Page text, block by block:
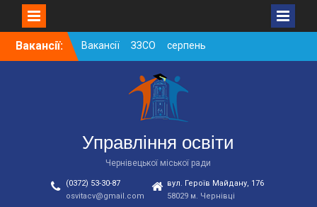
SkipВакансії:
Вакансії ЗЗСО серпень
2026
Вакансії ЗЗСО червень
Вакансії у ЗДО та
дошкільних підрозділах
ЗЗСО станом на
01.08.2026 р.
Управління освіти
Чернівецької міської ради
(0372) 53-30-87
osvitacv@gmail.com
вул. Героїв Майдану, 176
58029 м. Чернівці